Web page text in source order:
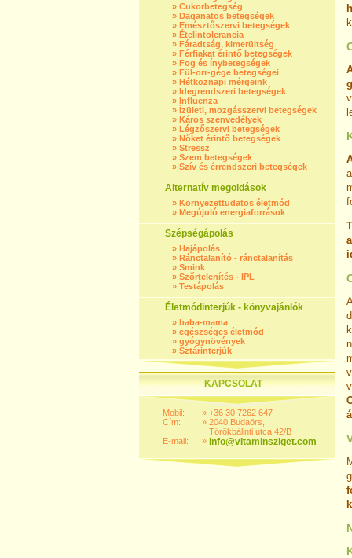
» Cukorbetegség
» Daganatos betegségek
» Emésztőszervi betegségek
» Ételintolerancia
» Fáradtság, kimerültség
» Férfiakat érintő betegségek
» Fog és ínybetegségek
» Fül-orr-gége betegségei
» Hétköznapi mérgeink
» Idegrendszeri betegségek
» Influenza
» Ízületi, mozgásszervi betegségek
» Káros szenvedélyek
» Légzőszervi betegségek
» Nőket érintő betegségek
» Stressz
» Szem betegségek
» Szív és érrendszeri betegségek
Alternatív megoldások
» Környezettudatos életmód
» Megújuló energiaforrások
Szépségápolás
» Hajápolás
» Ránctalanító - ránctalanítás
» Smink
» Szőrtelenítés - IPL
» Testápolás
Életmódinterjúk - könyvajánlók
» baba-mama
» egészséges életmód
» gyógynövények
» Sztárinterjúk
KAPCSOLAT
Mobil:
Cím:
E-mail:
»
»
»
+36 30 7262 647
2040 Budaörs,
Törökbálinti utca 42/B
info@vitaminsziget.com